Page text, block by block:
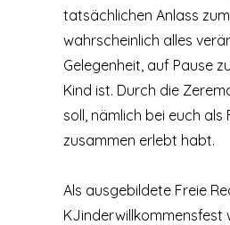
tatsächlichen Anlass
wahrscheinlich alles
Gelegenheit, auf Pause
Kind ist. Durch die
soll, nämlich bei euch
zusammen erlebt habt.
Als ausgebildete Freie
KJinderwillkommensfest